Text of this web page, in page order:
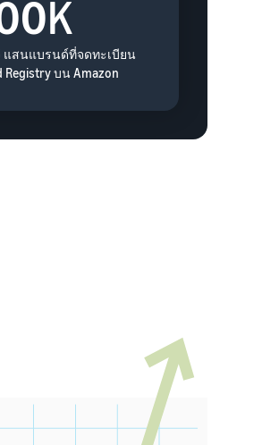
K
แสนแบรนด์ที่จดทะเบียน
Registry บน Amazon